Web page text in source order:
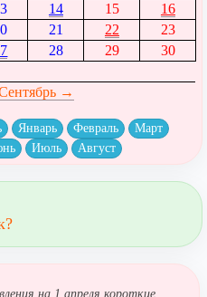
14 15
16
21 22
23
28 29
30
→
Январь Февраль
Март
Июль Август
на 1 апреля короткие,